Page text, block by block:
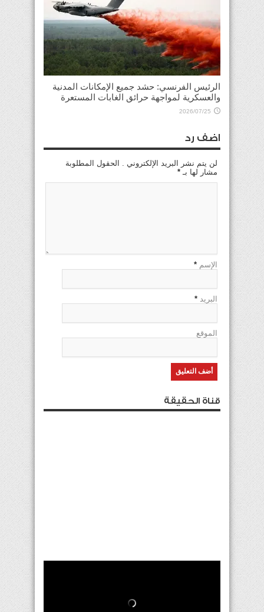
الرئيس الفرنسي: حشد جميع الإمكانات المدنية
والعسكرية لمواجهة حرائق الغابات المستعرة
2026/07/25
اضف رد
لن يتم نشر البريد الإلكتروني . الحقول المطلوبة
مشار لها بـ *
الإسم *
البريد *
الموقع
قناة الحقيقة